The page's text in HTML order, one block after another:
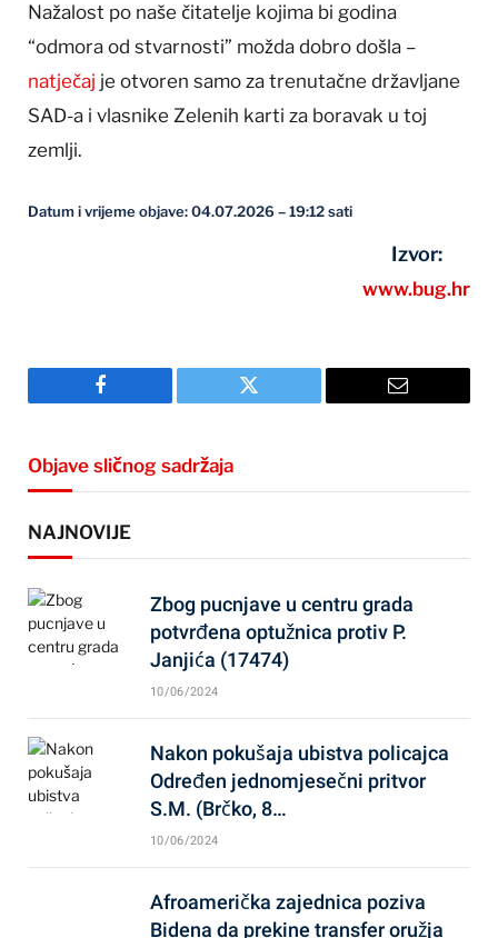
Nažalost po naše čitatelje kojima bi godina
“odmora od stvarnosti” možda dobro došla –
natječaj je otvoren samo za trenutačne državljane
SAD-a i vlasnike Zelenih karti za boravak u toj
zemlji.
Datum i vrijeme objave: 04.07.2026 – 19:12 sati
Izvor:
www.bug.hr
Facebook Twitter Email
Objave sličnog sadržaja
NAJNOVIJE
Zbog pucnjave u centru grada
potvrđena optužnica protiv P.
Janjića (17474)
10/06/2024
Nakon pokušaja ubistva policajca
Određen jednomjesečni pritvor
S.M. (Brčko, 8…
10/06/2024
Afroamerička zajednica poziva
Bidena da prekine transfer oružja